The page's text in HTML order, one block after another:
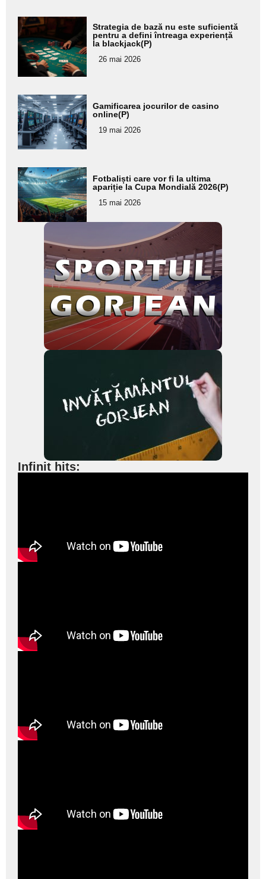
Adaugă
aici textul
pentru
subtitlu
Strategia de bază nu este suficientă
pentru a defini întreaga experiență
la blackjack(P)
26 mai 2026
Adaugă
aici textul
pentru
subtitlu
Gamificarea jocurilor de casino
online(P)
19 mai 2026
Adaugă
aici textul
pentru
subtitlu
Fotbaliști care vor fi la ultima
apariție la Cupa Mondială 2026(P)
15 mai 2026
Infinit hits: